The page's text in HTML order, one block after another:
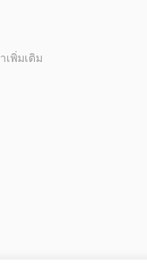
เพิ่มเติม